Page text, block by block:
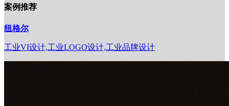
案例推荐
纽格尔
工业VI设计,工业LOGO设计,工业品牌设计